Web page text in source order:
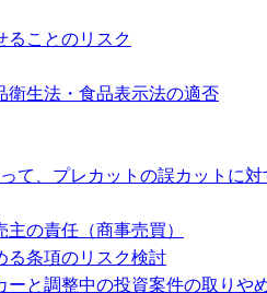
ることのリスク
衛生法・食品表示法の適否
て、プレカットの誤カットに
の責任（商事売買）
る条項のリスク検討
と調整中の投資案件の取りや